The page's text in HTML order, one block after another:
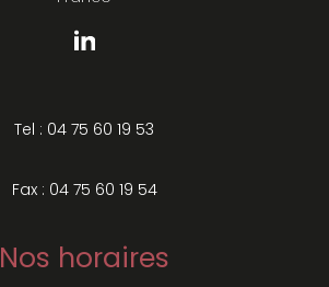
Tel : 04 75 60 19 53
Fax : 04 75 60 19 54
Nos horaires